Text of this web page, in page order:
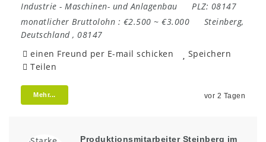
Industrie - Maschinen- und Anlagenbau PLZ: 08147
monatlicher Bruttolohn : €2.500 ~ €3.000 Steinberg,
Deutschland, 08147
einen Freund per E-mail schicken
Speichern
Teilen
Mehr... vor 2 Tagen
Produktionsmitarbeiter Steinberg im